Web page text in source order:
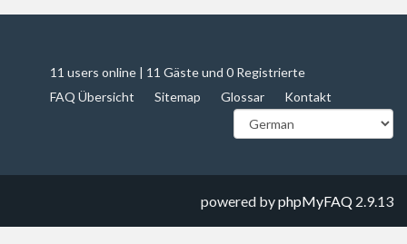
11 users online | 11 Gäste und 0 Registrierte
FAQ Übersicht
Sitemap Glossar Kontakt
powered byphpMyFAQ 2.9.13